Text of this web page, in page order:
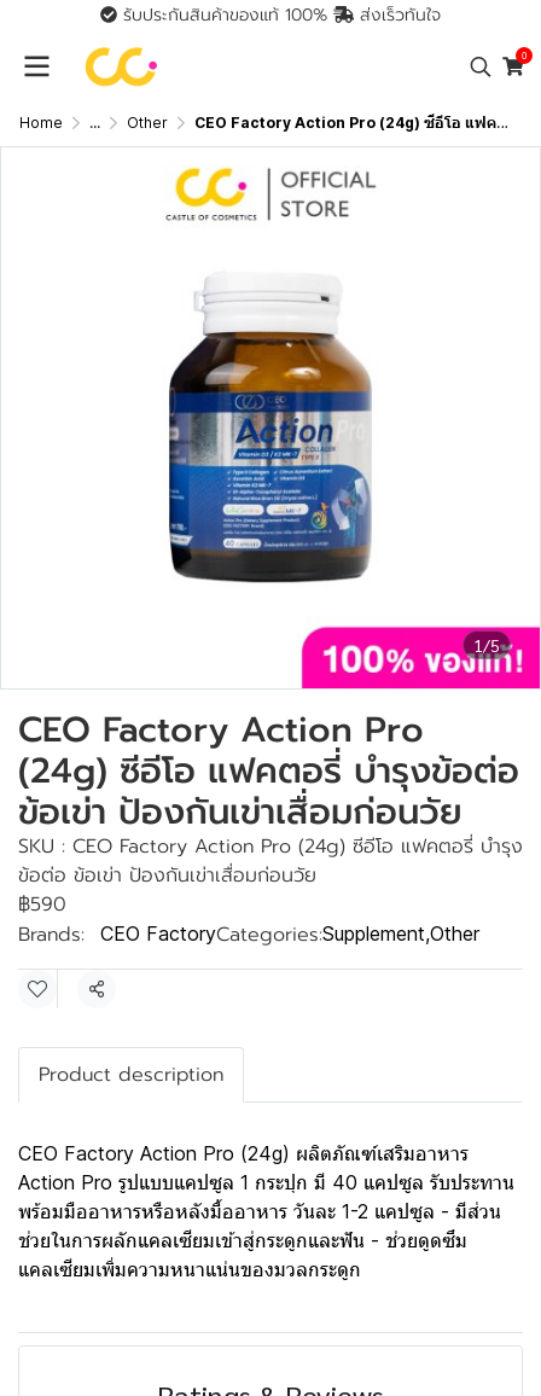
รับประกันสินค้าของแท้ 100% ส่งเร็วทันใจ
0
Home ... Other CEO Factory Action Pro (24g) ซีอีโอ แฟคตอรี่ บำรุงข้อต่อ ข้อเข่า ป้องกันเข่าเสื่อมก่อนวัย
1/5
CEO Factory Action Pro
(24g) ซีอีโอ แฟคตอรี่ บำรุงข้อต่อ
ข้อเข่า ป้องกันเข่าเสื่อมก่อนวัย
SKU : CEO Factory Action Pro (24g) ซีอีโอ แฟคตอรี่ บำรุง
ข้อต่อ ข้อเข่า ป้องกันเข่าเสื่อมก่อนวัย
฿590
Brands:
CEO FactoryCategories:Supplement,Other
Share
Product description
CEO Factory Action Pro (24g) ผลิตภัณฑ์เสริมอาหาร
Action Pro รูปแบบแคปซูล 1 กระปุก มี 40 แคปซูล รับประทาน
พร้อมมืออาหารหรือหลังมื้ออาหาร วันละ 1-2 แคปซูล - มีส่วน
ช่วยในการผลักแคลเซียมเข้าสู่กระดูกและฟัน - ช่วยดูดซึม
แคลเซียมเพิ่มความหนาแน่นของมวลกระดูก